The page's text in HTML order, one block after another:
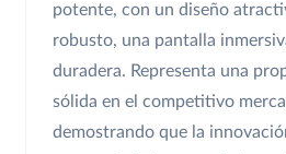
potente, con un diseño
robusto, una pantalla
duradera. Representa una
sólida en el competitivo
demostrando que la